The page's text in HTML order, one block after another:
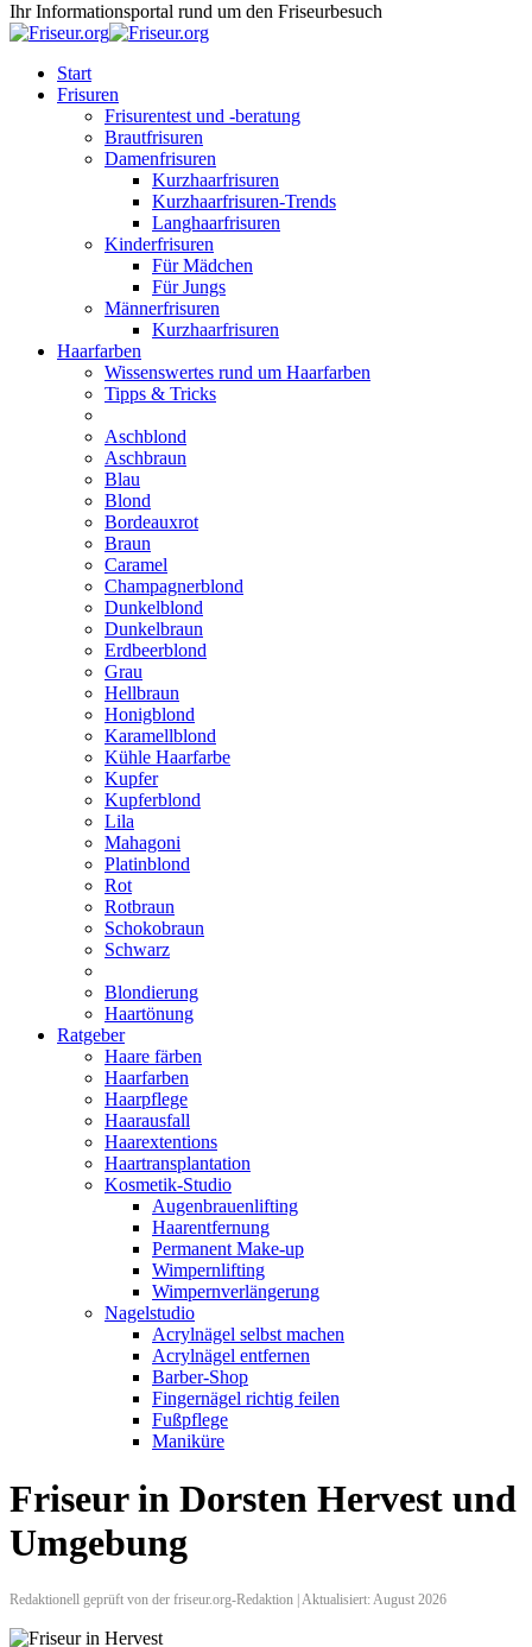
Ihr Informationsportal rund um den Friseurbesuch
Start
Frisuren
Frisurentest und -beratung
Brautfrisuren
Damenfrisuren
Kurzhaarfrisuren
Kurzhaarfrisuren-Trends
Langhaarfrisuren
Kinderfrisuren
Für Mädchen
Für Jungs
Männerfrisuren
Kurzhaarfrisuren
Haarfarben
Wissenswertes rund um Haarfarben
Tipps & Tricks
Aschblond
Aschbraun
Blau
Blond
Bordeauxrot
Braun
Caramel
Champagnerblond
Dunkelblond
Dunkelbraun
Erdbeerblond
Grau
Hellbraun
Honigblond
Karamellblond
Kühle Haarfarbe
Kupfer
Kupferblond
Lila
Mahagoni
Platinblond
Rot
Rotbraun
Schokobraun
Schwarz
Blondierung
Haartönung
Ratgeber
Haare färben
Haarfarben
Haarpflege
Haarausfall
Haarextentions
Haartransplantation
Kosmetik-Studio
Augenbrauenlifting
Haarentfernung
Permanent Make-up
Wimpernlifting
Wimpernverlängerung
Nagelstudio
Acrylnägel selbst machen
Acrylnägel entfernen
Barber-Shop
Fingernägel richtig feilen
Fußpflege
Maniküre
Friseur in Dorsten Hervest und
Umgebung
Redaktionell geprüft von der friseur.org-Redaktion | Aktualisiert: August 2026